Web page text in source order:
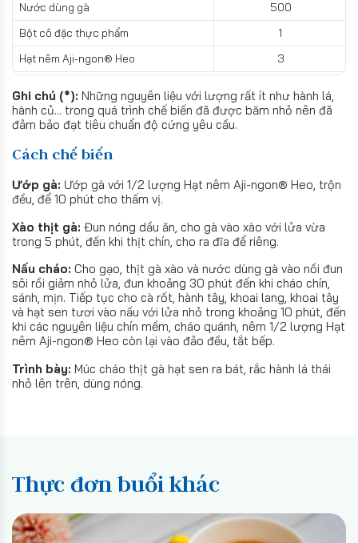
Nước dùng gà
500
Bột cô đặc thực phẩm
1
Hạt nêm Aji-ngon® Heo
3
Ghi chú (*): Những nguyên liệu với lượng rất ít như hành lá,
hành củ... trong quá trình chế biến đã được băm nhỏ nên đã
đảm bảo đạt tiêu chuẩn độ cứng yêu cầu.
Cách chế biến
Ướp gà: Ướp gà với 1/2 lượng Hạt nêm Aji-ngon® Heo, trộn
đều, để 10 phút cho thấm vị.
Xào thịt gà: Đun nóng dầu ăn, cho gà vào xào với lửa vừa
trong 5 phút, đến khi thịt chín, cho ra đĩa để riêng.
Nấu cháo: Cho gạo, thịt gà xào và nước dùng gà vào nồi đun
sôi rồi giảm nhỏ lửa, đun khoảng 30 phút đến khi cháo chín,
sánh, mịn. Tiếp tục cho cà rốt, hành tây, khoai lang, khoai tây
và hạt sen tươi vào nấu với lửa nhỏ trong khoảng 10 phút, đến
khi các nguyên liệu chín mềm, cháo quánh, nêm 1/2 lượng Hạt
nêm Aji-ngon® Heo còn lại vào đảo đều, tắt bếp.
Trình bày: Múc cháo thịt gà hạt sen ra bát, rắc hành lá thái
nhỏ lên trên, dùng nóng.
Thực đơn buổi khác